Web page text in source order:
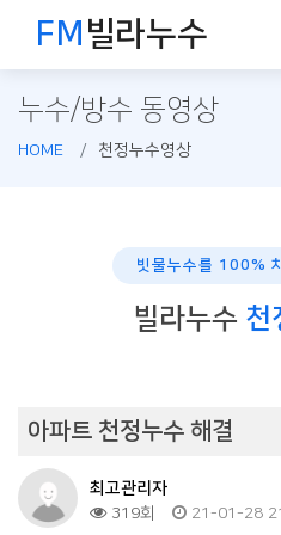
FM 빌라누수
누수/방수 동영상
HOME 천정누수영상
빗물누수를 100%
빌라누수 천
아파트 천정누수 해결
최고관리자
319회
21-01-28